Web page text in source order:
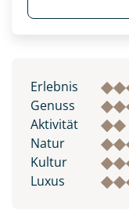
Erlebnis
Genuss
Aktivität
Natur
Kultur
Luxus